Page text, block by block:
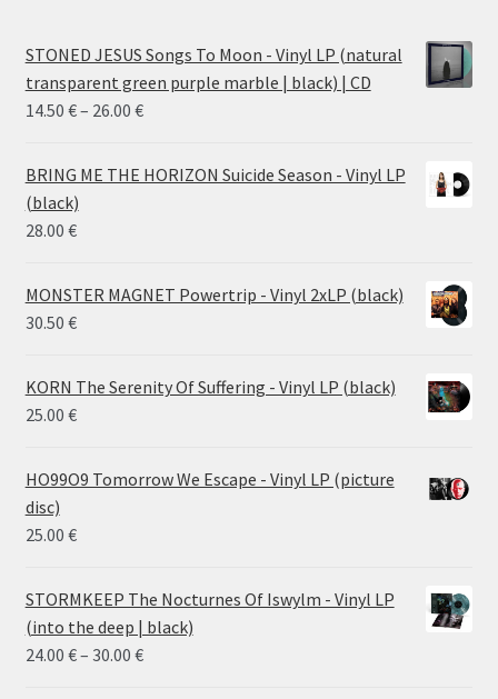
STONED JESUS Songs To Moon - Vinyl LP (natural
transparent green purple marble | black) | CD
14.50 €– 26.00 €Price
14.50 €
BRING ME THE HORIZON Suicide Season - Vinyl LP
(black)
28.00 €
MONSTER MAGNET Powertrip - Vinyl 2xLP (black)
30.50 €
KORN The Serenity Of Suffering - Vinyl LP (black)
25.00 €
HO99O9 Tomorrow We Escape - Vinyl LP (picture
disc)
25.00 €
STORMKEEP The Nocturnes Of Iswylm - Vinyl LP
(into the deep | black)
24.00 €– 30.00 €Price